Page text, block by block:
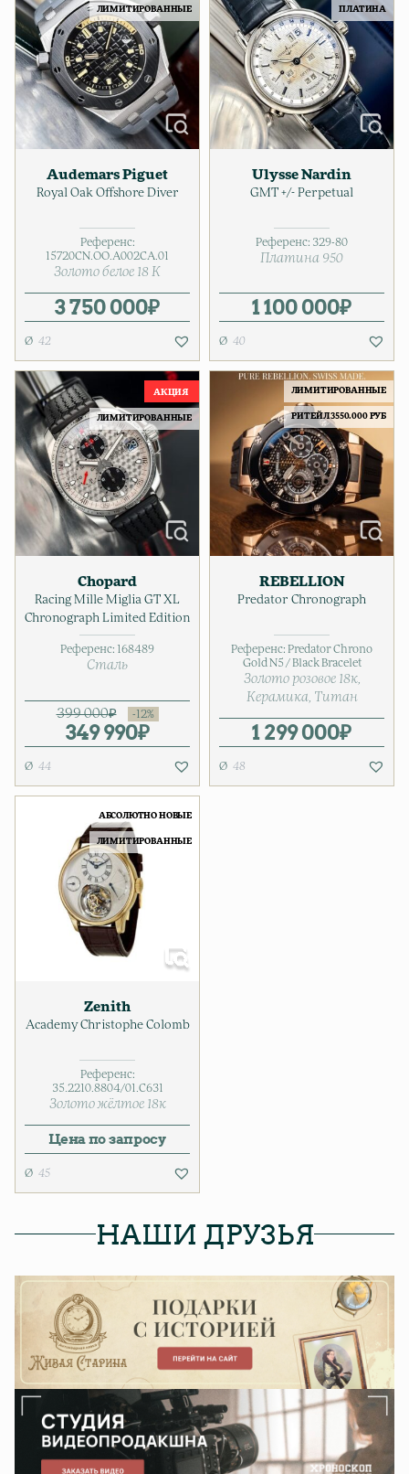
ЛИМИТИРОВАННЫЕ
Audemars Piguet
Royal Oak Offshore Diver
Референс:
15720CN.OO.A002CA.01
Золото белое 18 К
3 750 000₽
42
ПЛАТИНА
Ulysse Nardin
GMT +/- Perpetual
Референс: 329-80
Платина 950
1 100 000₽
40
ЛИМИТИРОВАННЫЕ
Chopard
Racing Mille Miglia GT XL
Chronograph Limited Edition
Референс: 168489
Сталь
399 000₽
Первоначальная цена
349 990₽
Текущая цена: 349 990₽.
44
ЛИМИТИРОВАННЫЕ
РИТЕЙЛ 3550.000 РУБ
REBELLION
Predator Chronograph
Референс: Predator Chrono
Gold N5 / Black Bracelet
Золото розовое 18к
Керамика Титан
1 299 000₽
48
АБСОЛЮТНО НОВЫЕ
ЛИМИТИРОВАННЫЕ
Zenith
Academy Christophe Colomb
Референс:
35.2210.8804/01.C631
Золото жёлтое 18к
Цена по запросу
45
НАШИ ДРУЗЬЯ